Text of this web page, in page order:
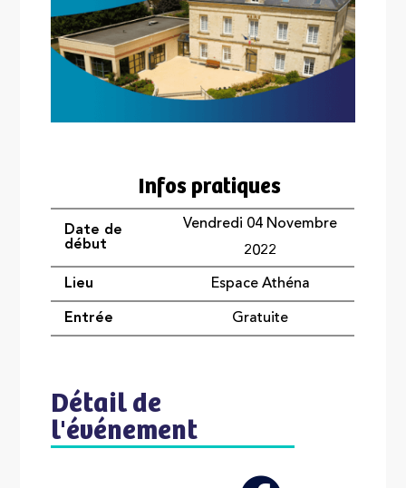
Infos pratiques
Date de
début
Vendredi 04 Novembre
2022
Lieu Espace Athéna
Entrée Gratuite
Détail de
l'événement